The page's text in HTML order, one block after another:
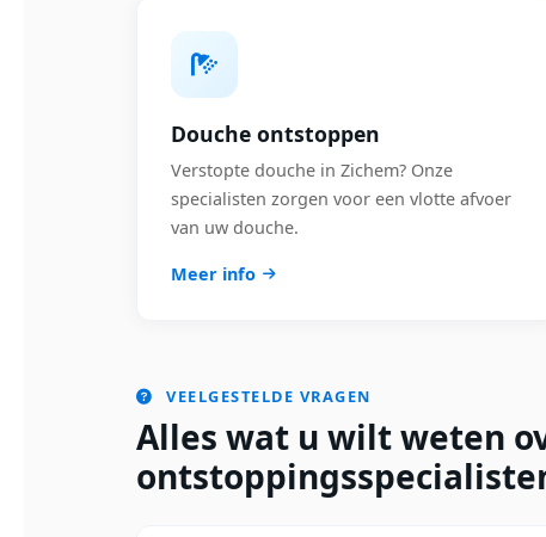
Douche ontstoppen
Verstopte douche in Zichem? Onze
specialisten zorgen voor een vlotte afvoer
van uw douche.
Meer info
VEELGESTELDE VRAGEN
Alles wat u wilt weten